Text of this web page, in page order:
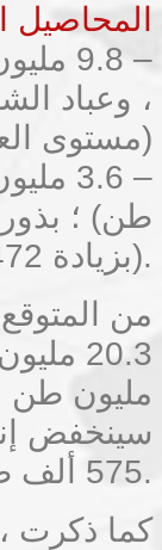
المحاصيل
(مستوى
(بزيادة 472 ألف طن).
من
مليون طن
سينخفض
575 ألف طن إلى 8.9 مليون طن.
كما ذكرت